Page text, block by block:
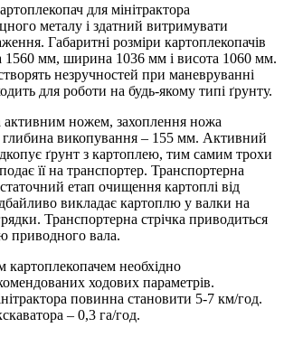
для мінітрактора
металу і здатний витримувати
Габаритні розміри картоплекопачів
1560 мм, ширина 1036 мм і висота 1060 мм.
незручностей при маневруванні
для роботи на будь-якому типі ґрунту.
ножем, захоплення ножа
глибина викопування – 155 мм. Активний
ґрунт з картоплею, тим самим трохи
її на транспортер. Транспортерна
етап очищення картоплі від
дбайливо викладає картоплю у валки на
Транспортерна стрічка приводиться
приводного вала.
картоплекопачем необхідно
ходових параметрів.
повинна становити 5-7 км/год.
– 0,3 га/год.